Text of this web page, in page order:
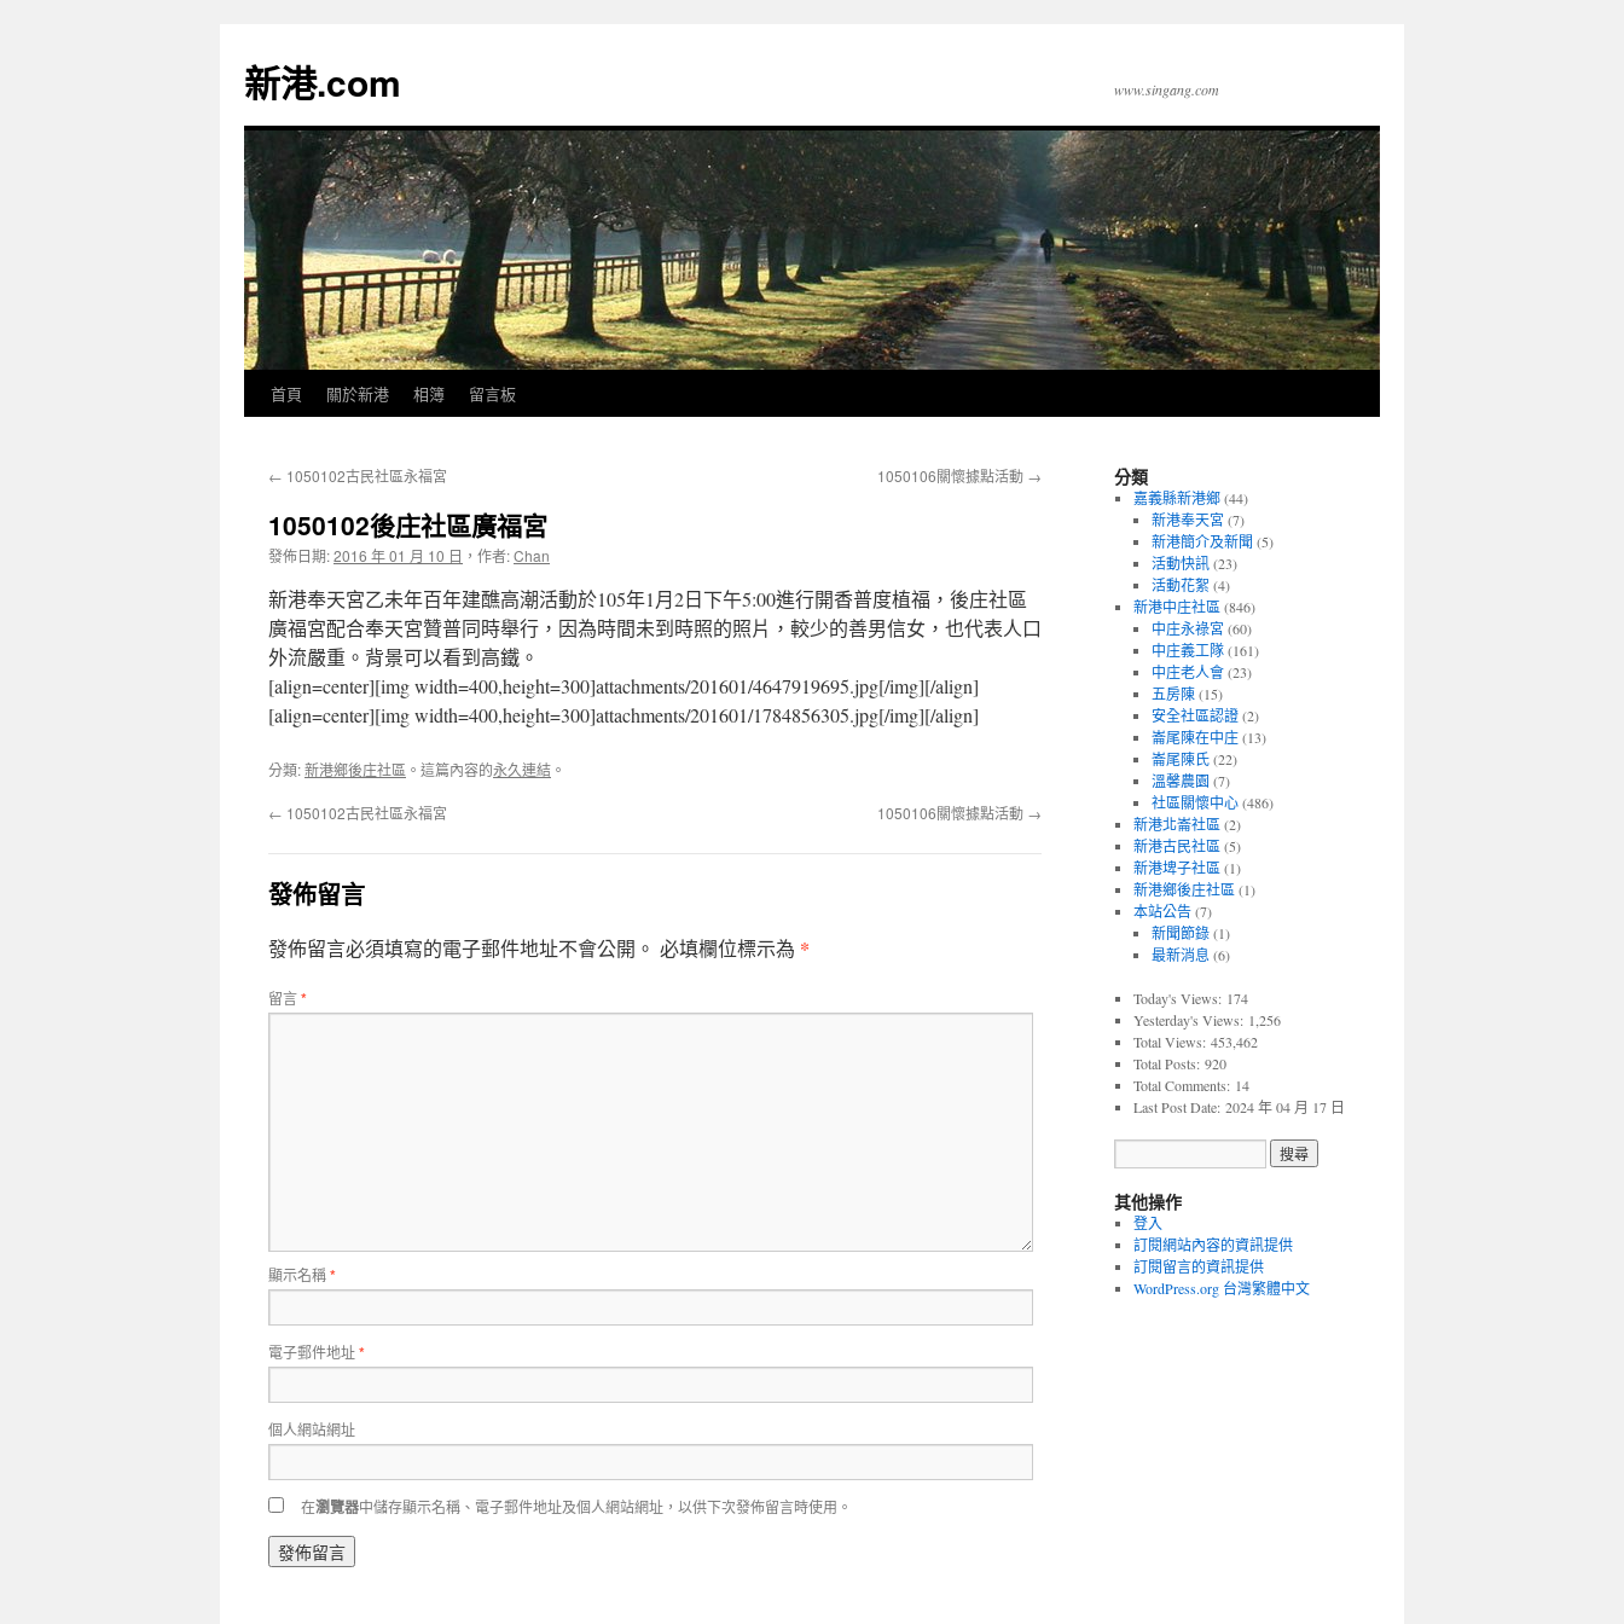
主
要
新港.com www.singang.com
首頁 關於新港 相簿 留言板
← 1050102古民社區永福宮 1050106關懷據點活動 →
1050102後庄社區廣福宮
發佈日期:2016 年 01 月 10 日 ， 作者:Chan
新港奉天宮乙未年百年建醮高潮活動於105年1月2日下午5:00進行開香普度植福，後庄社區
廣福宮配合奉天宮贊普同時舉行，因為時間未到時照的照片，較少的善男信女，也代表人口
外流嚴重。背景可以看到高鐵。
[align=center][img width=400,height=300]attachments/201601/4647919695.jpg[/img][/align]
[align=center][img width=400,height=300]attachments/201601/1784856305.jpg[/img][/align]
分類:新港鄉後庄社區 。這篇內容的永久連結 。
← 1050102古民社區永福宮 1050106關懷據點活動 →
發佈留言
發佈留言必須填寫的電子郵件地址不會公開。 必填欄位標示為 *
留言*
顯示名稱*
電子郵件地址*
個人網站網址
在瀏覽器中儲存顯示名稱、電子郵件地址及個人網站網址，以供下次發佈留言時使用。
分類
嘉義縣新港鄉(44)
新港奉天宮 (7)
新港簡介及新聞 (5)
活動快訊(23)
活動花絮 (4)
新港中庄社區 (846)
中庄永祿宮 (60)
中庄義工隊(161)
中庄老人會(23)
五房陳(15)
安全社區認證(2)
崙尾陳在中庄(13)
崙尾陳氏(22)
溫馨農園 (7)
社區關懷中心(486)
新港北崙社區 (2)
新港古民社區 (5)
新港埤子社區 (1)
新港鄉後庄社區 (1)
本站公告(7)
新聞節錄(1)
最新消息 (6)
Today's Views: 174
Yesterday's Views: 1,256
Total Views: 453,462
Total Posts: 920
Total Comments: 14
Last Post Date: 2024 年 04 月 17 日
其他操作
登入
訂閱網站內容的資訊提供
訂閱留言的資訊提供
WordPress.org 台灣繁體中文